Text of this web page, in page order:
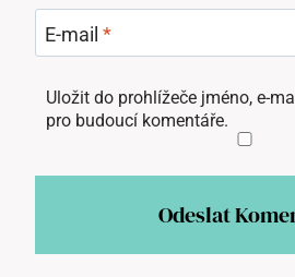
E-mail *
Uložit do prohlížeče jméno, e-
pro budoucí komentáře.